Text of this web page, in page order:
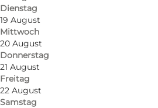
Dienstag
19 August
Mittwoch
20 August
Donnerstag
21 August
Freitag
22 August
Samstag
Foto
©Lillebælt Camping